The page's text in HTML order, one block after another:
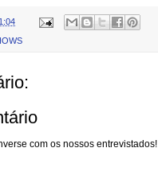
com os nossos entrevistados!